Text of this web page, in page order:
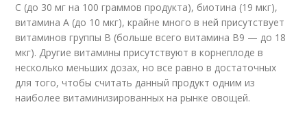
С (до 30 мг на 100 граммов продукта), биотина (19 мкг),
витамина А (до 10 мкг), крайне много в ней присутствует
витаминов группы В (больше всего витамина В9 — до 18
мкг). Другие витамины присутствуют в корнеплоде в
несколько меньших дозах, но все равно в достаточных
для того, чтобы считать данный продукт одним из
наиболее витаминизированных на рынке овощей.